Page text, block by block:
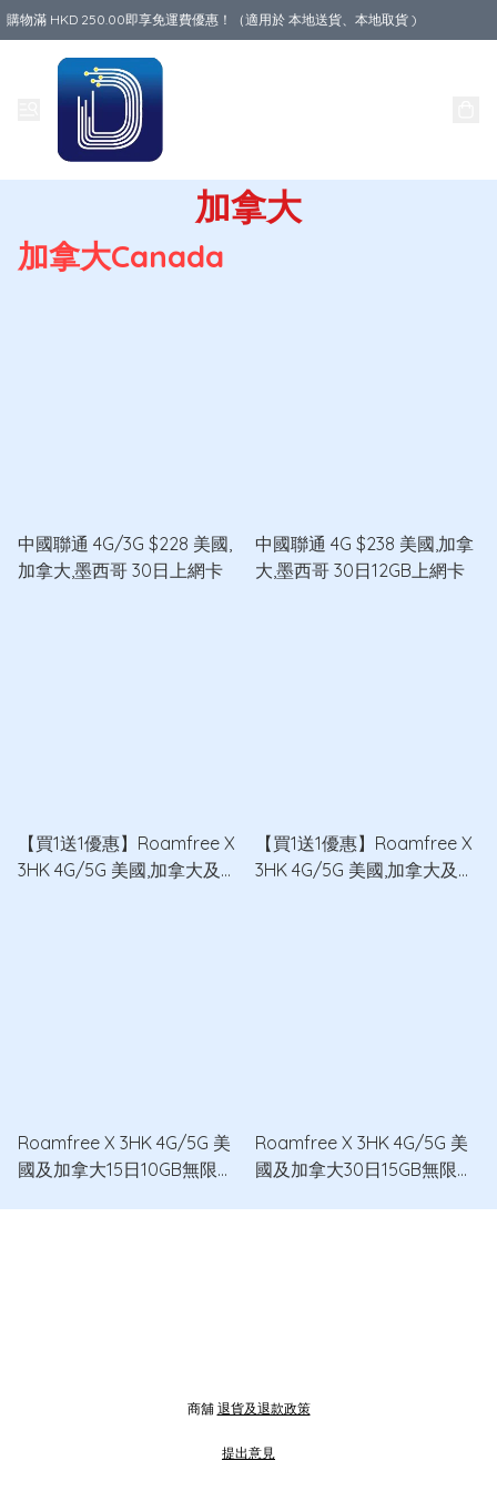
購物滿 HKD 250.00即享免運費優惠！（適用於 本地送貨、本地取貨 )
加拿大
加拿大Canada
中國聯通 4G/3G $228 美國,
加拿大,墨西哥 30日上網卡
中國聯通 4G $238 美國,加拿
大,墨西哥 30日12GB上網卡
【買1送1優惠】Roamfree X
3HK 4G/5G 美國,加拿大及墨
【買1送1優惠】Roamfree X
3HK 4G/5G 美國,加拿大及墨
Roamfree X 3HK 4G/5G 美
國及加拿大15日10GB無限數
Roamfree X 3HK 4G/5G 美
國及加拿大30日15GB無限數
商舖 退貨及退款政策
提出意見